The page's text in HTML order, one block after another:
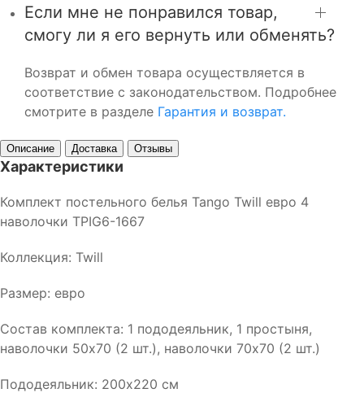
Если мне не понравился товар,
смогу ли я его вернуть или обменять?
Возврат и обмен товара осуществляется в
соответствие с законодательством. Подробнее
смотрите в разделе Гарантия и возврат.
Описание Доставка Отзывы
Характеристики
Комплект постельного белья Tango Twill евро 4
наволочки TPIG6-1667
Коллекция: Twill
Размер: евро
Состав комплекта: 1 пододеяльник, 1 простыня,
наволочки 50х70 (2 шт.), наволочки 70х70 (2 шт.)
Пододеяльник: 200х220 см